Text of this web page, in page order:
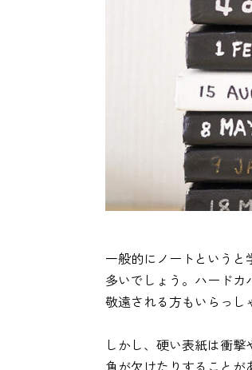
一般的にノートという
多いでしょう。ハードカ
敬遠される方もいらっし
しかし、硬い表紙は衝
角が欠けたりすること